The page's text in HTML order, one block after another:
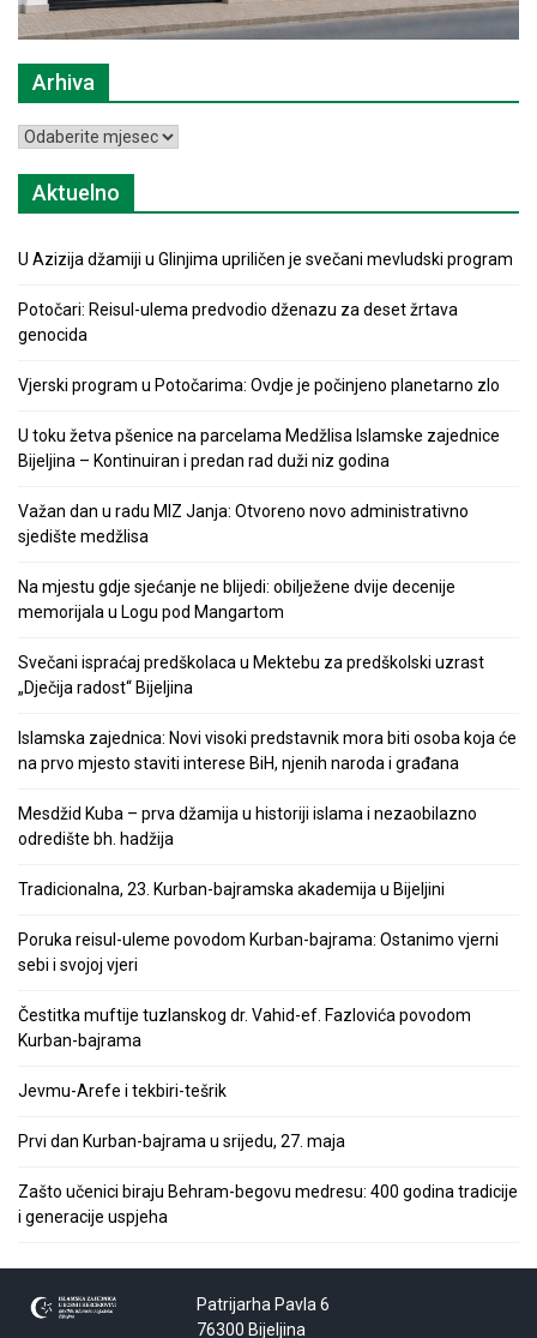
Arhiva
Arhiva
Aktuelno
U Azizija džamiji u Glinjima upriličen je svečani mevludski program
Potočari: Reisul-ulema predvodio dženazu za deset žrtava
genocida
Vjerski program u Potočarima: Ovdje je počinjeno planetarno zlo
U toku žetva pšenice na parcelama Medžlisa Islamske zajednice
Bijeljina – Kontinuiran i predan rad duži niz godina
Važan dan u radu MIZ Janja: Otvoreno novo administrativno
sjedište medžlisa
Na mjestu gdje sjećanje ne blijedi: obilježene dvije decenije
memorijala u Logu pod Mangartom
Svečani ispraćaj predškolaca u Mektebu za predškolski uzrast
„Dječija radost“ Bijeljina
Islamska zajednica: Novi visoki predstavnik mora biti osoba koja će
na prvo mjesto staviti interese BiH, njenih naroda i građana
Mesdžid Kuba – prva džamija u historiji islama i nezaobilazno
odredište bh. hadžija
Tradicionalna, 23. Kurban-bajramska akademija u Bijeljini
Poruka reisul-uleme povodom Kurban-bajrama: Ostanimo vjerni
sebi i svojoj vjeri
Čestitka muftije tuzlanskog dr. Vahid-ef. Fazlovića povodom
Kurban-bajrama
Jevmu-Arefe i tekbiri-tešrik
Prvi dan Kurban-bajrama u srijedu, 27. maja
Zašto učenici biraju Behram-begovu medresu: 400 godina tradicije
i generacije uspjeha
Patrijarha Pavla 6
76300 Bijeljina